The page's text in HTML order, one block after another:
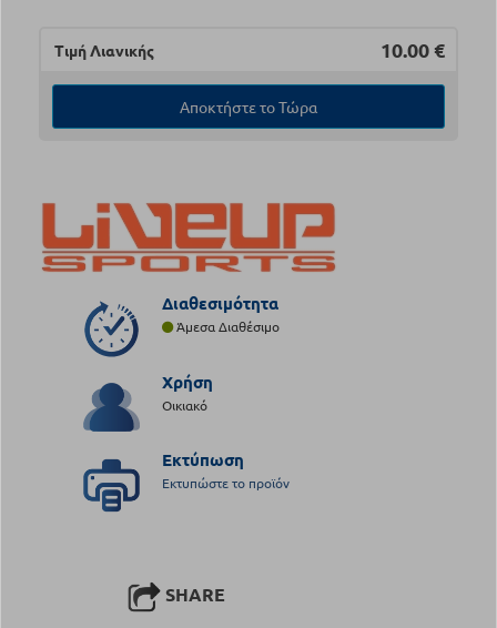
Τιμή Λιανικής 10.00 €
Αποκτήστε το Τώρα
Διαθεσιμότητα
Άμεσα Διαθέσιμο
Χρήση
Οικιακό
Εκτύπωση
Εκτυπώστε το προϊόν
SHARE